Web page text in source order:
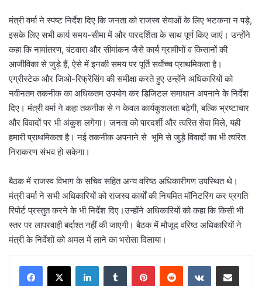
मंत्री वर्मा ने स्पष्ट निर्देश दिए कि जनता को राजस्व सेवाओं के लिए भटकना न पड़े,
इसके लिए सभी कार्य समय-सीमा में और पारदर्शिता के साथ पूर्ण किए जाएं। उन्होंने
कहा कि नामांतरण, बंटवारा और सीमांकन जैसे कार्य ग्रामीणों व किसानों की
आजीविका से जुड़े हैं, ऐसे में इनकी समय पर पूर्ति सर्वाेच्च प्राथमिकता है।
एग्रीस्टेक और जिओ-रिफ्रेंसिंग की समीक्षा करते हुए उन्होंने अधिकारियों को
नवीनतम तकनीक का अधिकतम उपयोग कर डिजिटल समाधान अपनाने के निर्देश
दिए। मंत्री वर्मा ने कहा तकनीक से न केवल कार्यकुशलता बढ़ेगी, बल्कि भ्रष्टाचार
और विवादों पर भी अंकुश लगेगा। जनता को पारदर्शी और त्वरित सेवा मिले, यही
हमारी प्राथमिकता है। नई तकनीक अपनाने से भूमि से जुड़े विवादों का भी त्वरित
निराकरण संभव हो सकेगा।
बैठक में राजस्व विभाग के सचिव सहित अन्य वरिष्ठ अधिकारीगण उपस्थित थे।
मंत्री वर्मा ने सभी अधिकारियों को राजस्व कार्यों की नियमित मॉनिटरिंग कर प्रगति
रिपोर्ट प्रस्तुत करने के भी निर्देश दिए।उन्होंने अधिकारियों को कहा कि किसी भी
स्तर पर लापरवाही बर्दाश्त नहीं की जाएगी। बैठक में मौजूद वरिष्ठ अधिकारियों ने
मंत्री के निर्देशों को अमल में लाने का भरोसा दिलाया।
LinkedInTumblr PinterestReddit VKontakteShare via Email